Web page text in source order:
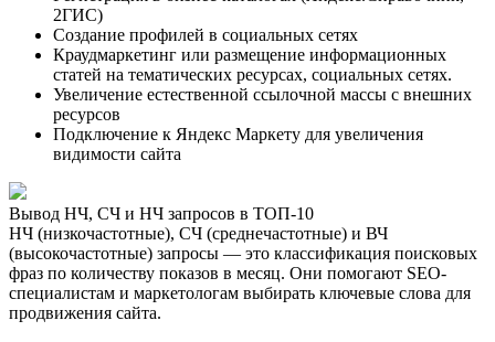
2ГИС)
Создание профилей в социальных сетях
Краудмаркетинг или размещение информационных
статей на тематических ресурсах, социальных сетях.
Увеличение естественной ссылочной массы с внешних
ресурсов
Подключение к Яндекс Маркету для увеличения
видимости сайта
Вывод НЧ, СЧ и НЧ запросов в ТОП-10
НЧ (низкочастотные), СЧ (среднечастотные) и ВЧ
(высокочастотные) запросы — это классификация поисковых
фраз по количеству показов в месяц. Они помогают SEO-
специалистам и маркетологам выбирать ключевые слова для
продвижения сайта.